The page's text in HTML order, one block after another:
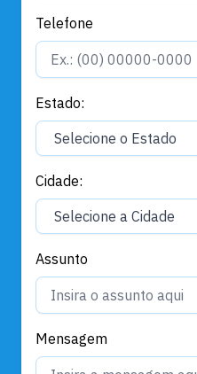
Telefone
Estado:
Cidade:
Assunto
Mensagem